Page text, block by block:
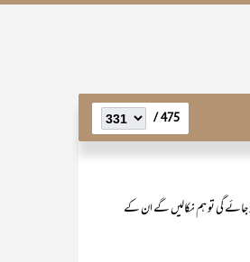
475 /
جائے گی تو ہم نکالیں گے ان کے